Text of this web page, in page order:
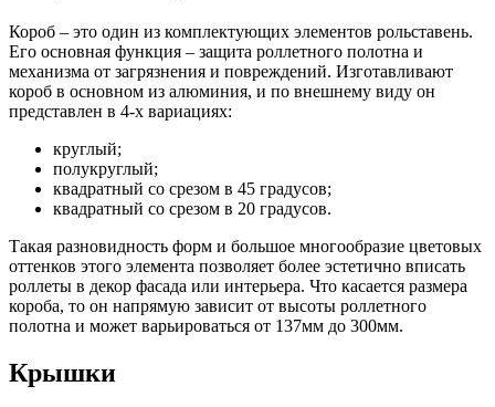
Короб – это один из комплектующих элементов рольставень.
Его основная функция – защита роллетного полотна и
механизма от загрязнения и повреждений. Изготавливают
короб в основном из алюминия, и по внешнему виду он
представлен в 4-х вариациях:
круглый;
полукруглый;
квадратный со срезом в 45 градусов;
квадратный со срезом в 20 градусов.
Такая разновидность форм и большое многообразие цветовых
оттенков этого элемента позволяет более эстетично вписать
роллеты в декор фасада или интерьера. Что касается размера
короба, то он напрямую зависит от высоты роллетного
полотна и может варьироваться от 137мм до 300мм.
Крышки